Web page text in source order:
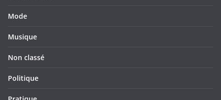
Mode
Musique
Non classé
Politique